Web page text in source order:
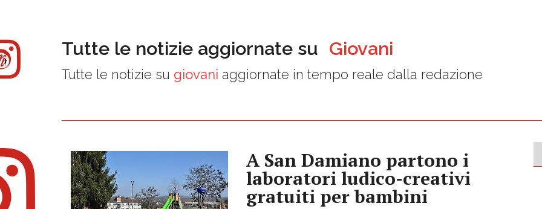
Tutte le notizie aggiornate su Giovani
Tutte le notizie su giovani aggiornate in tempo reale dalla redazione
A San Damiano partono i
laboratori ludico-creativi
gratuiti per bambini